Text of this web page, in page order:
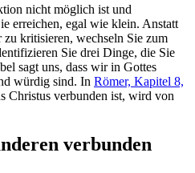
nicht möglich ist und
erreichen, egal wie klein. Anstatt
zu kritisieren, wechseln Sie zum
Sie drei Dinge, die Sie
sagt uns, dass wir in Gottes
würdig sind. In Römer, Kapitel 8,
Christus verbunden ist, wird von
verbunden